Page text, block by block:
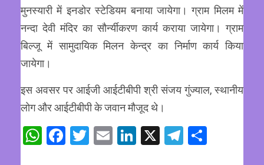
मुनस्यारी में इनडोर स्टेडियम बनाया जायेगा। ग्राम मिलम में
नन्दा देवी मंदिर का सौर्न्यीकरण कार्य कराया जायेगा। ग्राम
बिल्जू में सामुदायिक मिलन केन्द्र का निर्माण कार्य किया
जायेगा।
इस अवसर पर आईजी आईटीबीपी श्री संजय गुंज्याल, स्थानीय
लोग और आईटीबीपी के जवान मौजूद थे।
WhatsApp
Facebook
Twitter
EmailLinkedIn
X Telegram